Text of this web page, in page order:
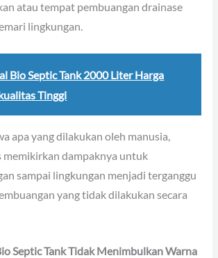
atau tempat pembuangan drainase
lingkungan.
Bio Septic Tank 2000 Liter Harga
Tinggi
apa yang dilakukan oleh manusia,
memikirkan dampaknya untuk
sampai lingkungan menjadi terganggu
yang tidak dilakukan secara
Septic TankTidak Menimbulkan Warna